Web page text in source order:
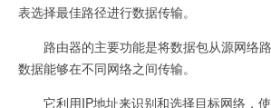
表选择最佳路径进行数据传输。
路由器的主要功能是将数据包从源网络
数据能够在不同网络之间传输。
它利用IP地址来识别和选择目标网络，使